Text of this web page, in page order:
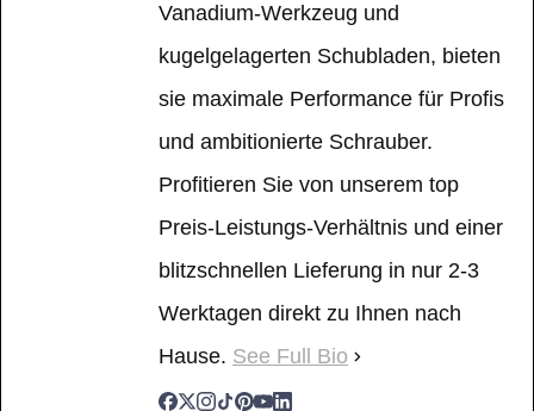
Vanadium-Werkzeug und
kugelgelagerten Schubladen, bieten
sie maximale Performance für Profis
und ambitionierte Schrauber.
Profitieren Sie von unserem top
Preis-Leistungs-Verhältnis und einer
blitzschnellen Lieferung in nur 2-3
Werktagen direkt zu Ihnen nach
Hause. See Full Bio